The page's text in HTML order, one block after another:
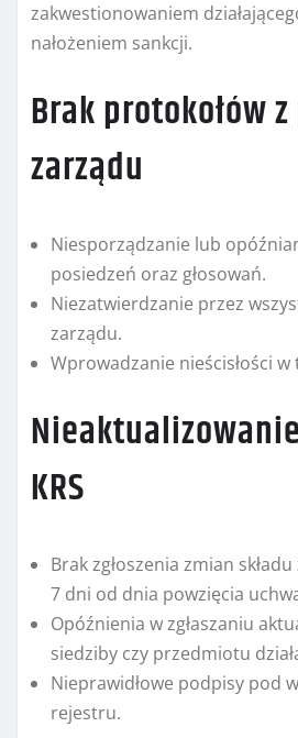
zakwestionowaniem
nałożeniem sankcji.
Brak protokołów
zarządu
Niesporządzanie lub
posiedzeń oraz głosowań.
Niezatwierdzanie przez
zarządu.
Wprowadzanie nieścisłości
KRS
Brak zgłoszenia zmian
7 dni od dnia powzięcia
Opóźnienia w zgłaszaniu
siedziby czy przedmiotu
Nieprawidłowe podpisy pod
rejestru.